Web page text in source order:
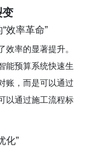
变
效率革命”
率的显著提升。
能预算系统快速生
账，而是可以通过
以通过施工流程标
化”